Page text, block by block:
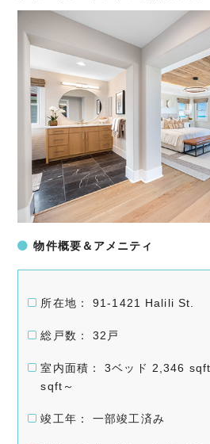
物件概要＆アメニティ
所在地： 91-1421 Halili St.
総戸数： 32戸
室内面積： 3ベッド 2,346
sqft～
竣工年： 一部竣工済み